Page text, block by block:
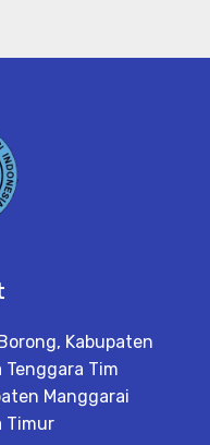
Kabupaten
Tenggara Tim
Manggarai
Timur